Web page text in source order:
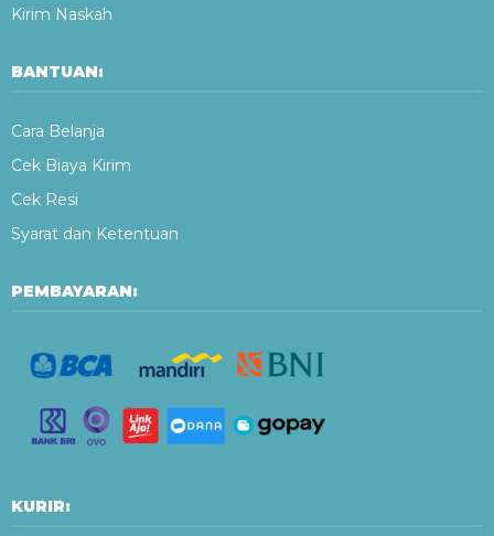
Kirim Naskah
BANTUAN:
Cara Belanja
Cek Biaya Kirim
Cek Resi
Syarat dan Ketentuan
PEMBAYARAN:
KURIR: